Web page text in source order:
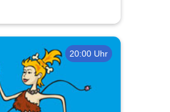
20:00 Uhr